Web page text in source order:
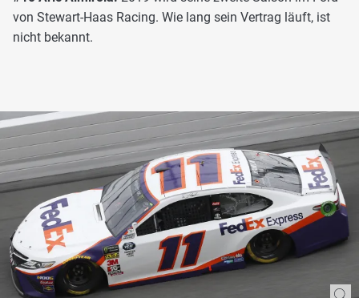
von Stewart-Haas Racing. Wie lang sein Vertrag läuft, ist
nicht bekannt.